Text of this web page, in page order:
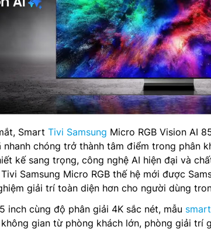
Smart Tivi Samsung Micro RGB Vision AI
nhanh chóng trở thành tâm điểm trong phân
kế sang trọng, công nghệ AI hiện đại và
Samsung Micro RGB thế hệ mới được
giải trí toàn diện hơn cho người dùng
inch cùng độ phân giải 4K sắc nét, mẫu
gian từ phòng khách lớn, phòng giải trí